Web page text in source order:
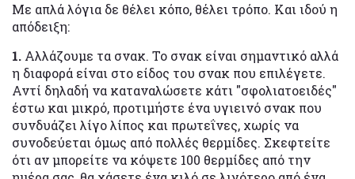
Με απλά λόγια δε θέλει κόπο, θέλει τρόπο. Και ιδού η
απόδειξη:
1. Αλλάζουμε τα σνακ. Το σνακ είναι σημαντικό αλλά
η διαφορά είναι στο είδος του σνακ που επιλέγετε.
Αντί δηλαδή να καταναλώσετε κάτι "σφολιατοειδές"
έστω και μικρό, προτιμήστε ένα υγιεινό σνακ που
συνδυάζει λίγο λίπος και πρωτεΐνες, χωρίς να
συνοδεύεται όμως από πολλές θερμίδες. Σκεφτείτε
ότι αν μπορείτε να κόψετε 100 θερμίδες από την